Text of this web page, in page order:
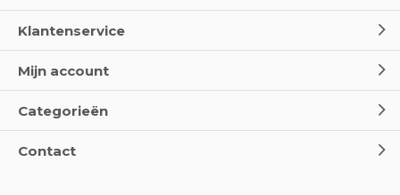
Oogspoel flessen en
Klantenservice
Mijn account
Categorieën
Contact